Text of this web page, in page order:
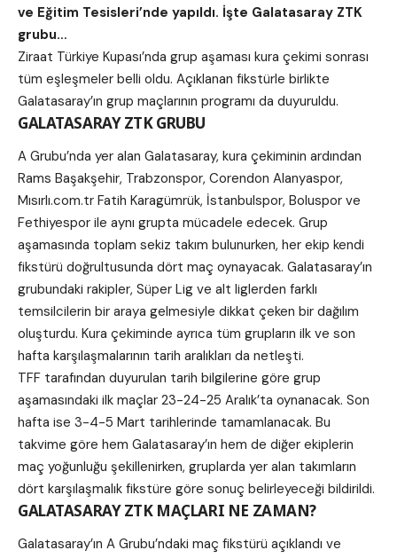
ve Eğitim Tesisleri’nde yapıldı. İşte Galatasaray ZTK
grubu…
Ziraat Türkiye Kupası’nda grup aşaması kura çekimi sonrası
tüm eşleşmeler belli oldu. Açıklanan fikstürle birlikte
Galatasaray’ın grup maçlarının programı da duyuruldu.
GALATASARAY ZTK GRUBU
A Grubu’nda yer alan Galatasaray, kura çekiminin ardından
Rams Başakşehir, Trabzonspor, Corendon Alanyaspor,
Mısırlı.com.tr Fatih Karagümrük, İstanbulspor, Boluspor ve
Fethiyespor ile aynı grupta mücadele edecek. Grup
aşamasında toplam sekiz takım bulunurken, her ekip kendi
fikstürü doğrultusunda dört maç oynayacak. Galatasaray’ın
grubundaki rakipler, Süper Lig ve alt liglerden farklı
temsilcilerin bir araya gelmesiyle dikkat çeken bir dağılım
oluşturdu. Kura çekiminde ayrıca tüm grupların ilk ve son
hafta karşılaşmalarının tarih aralıkları da netleşti.
TFF tarafından duyurulan tarih bilgilerine göre grup
aşamasındaki ilk maçlar 23-24-25 Aralık’ta oynanacak. Son
hafta ise 3-4-5 Mart tarihlerinde tamamlanacak. Bu
takvime göre hem Galatasaray’ın hem de diğer ekiplerin
maç yoğunluğu şekillenirken, gruplarda yer alan takımların
dört karşılaşmalık fikstüre göre sonuç belirleyeceği bildirildi.
GALATASARAY ZTK MAÇLARI NE ZAMAN?
Galatasaray’ın A Grubu’ndaki maç fikstürü açıklandı ve